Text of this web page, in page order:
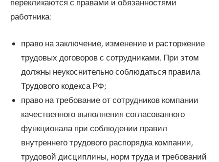
перекликаются с правами и обязанностями
работника:
право на заключение, изменение и расторжение
трудовых договоров с сотрудниками. При этом
должны неукоснительно соблюдаться правила
Трудового кодекса РФ;
право на требование от сотрудников компании
качественного выполнения согласованного
функционала при соблюдении правил
внутреннего трудового распорядка компании,
трудовой дисциплины, норм труда и требований